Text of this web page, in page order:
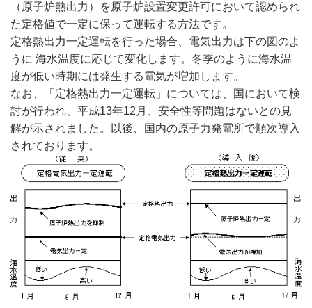
（原子炉熱出力）を原子炉設置変更許可において認められ
た定格値で一定に保って運転する方法です。
定格熱出力一定運転を行った場合、電気出力は下の図のよ
うに 海水温度に応じて変化します。冬季のように海水温
度が低い時期には発生する電気が増加します。
なお、「定格熱出力一定運転」については、国において検
討が行われ、平成13年12月、安全性等問題はないとの見
解が示されました。以後、国内の原子力発電所で順次導入
されております。